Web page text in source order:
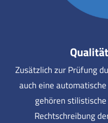
Zusätzlich zur Prüfung
auch eine
gehören
Rechtschreibung